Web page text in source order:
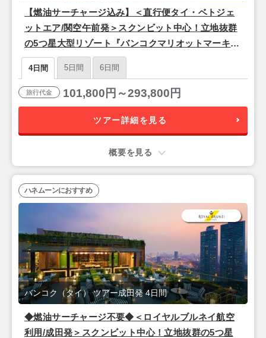
【燃油サーチャージ込み】＜直行便タイ・ベトジェ
ットエア/関空午前発＞スクンビット中心！立地抜群
の5つ星大型リゾート『バンコクマリオットマーキス
クイーンズパーク』バンコク2泊4日
4日間 5日間 6日間
旅行代金 101,800円～293,800円
ツアー詳細を見る
概要を見る
◆燃油サーチャージ不要◆＜ロイヤルブルネイ航空
利用/成田発＞スクンビット中心！立地抜群の5つ星
バンコク（タイ） ツアー成田発 4日間
ハネムーンにおすすめ